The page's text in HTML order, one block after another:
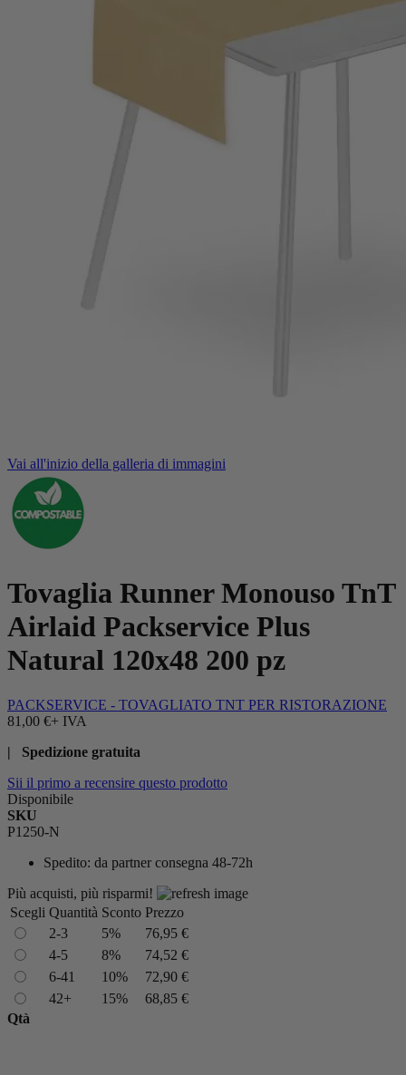
Vai all'inizio della galleria di immagini
Tovaglia Runner Monouso TnT
Airlaid Packservice Plus
Natural 120x48 200 pz
PACKSERVICE - TOVAGLIATO TNT PER RISTORAZIONE
81,00 €+ IVA
| Spedizione gratuita
Sii il primo a recensire questo prodotto
Disponibile
SKU
P1250-N
Spedito: da partner consegna 48-72h
Più acquisti, più risparmi!
Scegli Quantità Sconto Prezzo
2-3
5%
76,95 €
4-5
8%
74,52 €
6-41
10%
72,90 €
42+
15%
68,85 €
Qtà